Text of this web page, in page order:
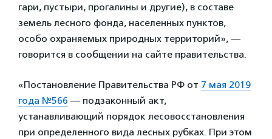
гари, пустыри, прогалины и другие), в составе
земель лесного фонда, населенных пунктов,
особо охраняемых природных территорий», —
говорится в сообщении на сайте правительства.
«Постановление Правительства РФ от 7 мая 2019
года №566 — подзаконный акт,
устанавливающий порядок лесовосстановления
при определенного вида лесных рубках. При этом